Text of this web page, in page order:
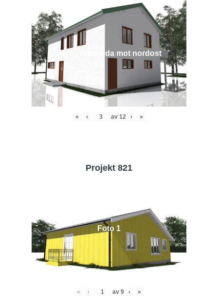
Före - Framsida mot nordost
« ‹ av 12 › »
Projekt 821
Foto 1
« ‹ av 9 › »